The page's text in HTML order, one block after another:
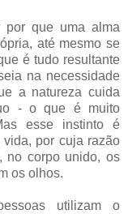
por que uma alma
até mesmo se
é tudo resultante
na necessidade
a natureza cuida
- o que é muito
esse instinto é
por cuja razão
no corpo unido, os
os olhos.
utilizam o